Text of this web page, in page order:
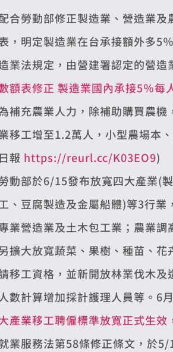
合勞動部修正製造業、營造業
，明定製造業在台承接額外多5
業法規定，由營建署認定的營
額表修正 製造業國內承接5％每
補充農業人力，除補助購買農
移工增至1.2萬人，小型農場本
日報 https://reurl.cc/K03EO9)
動部於6/15發布放寬四大產業(
、豆腐製造及金屬船體)等3行業
業營造業及土木包工業；農業
擴大放寬蔬菜、果樹、種苗、
移工資格，並新開放林業伐木
數計算增加採計護理人員等。6
產業移工聘僱標準放寬正式生效
業服務法第58條修正條文，於